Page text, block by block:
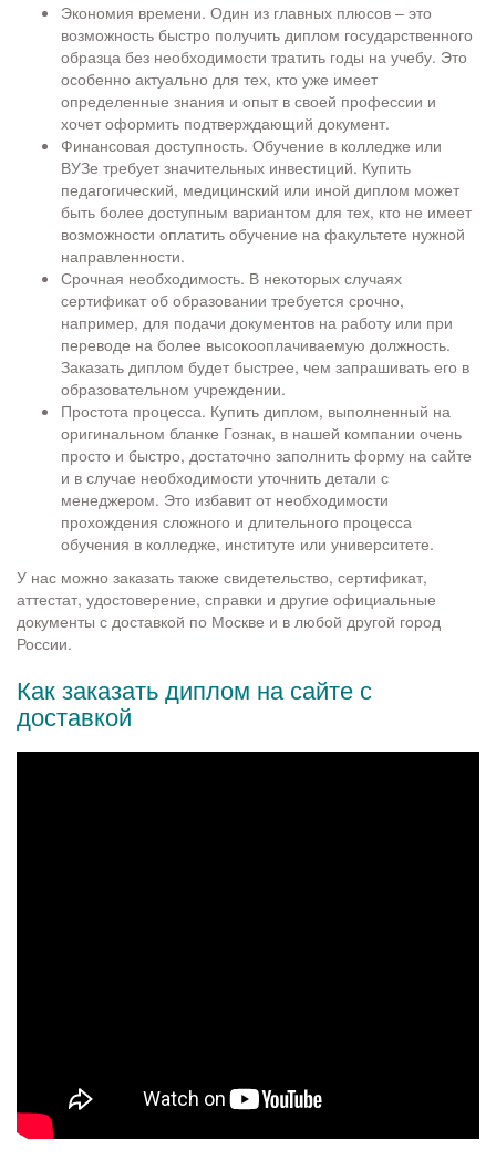
Экономия времени. Один из главных плюсов – это
возможность быстро получить диплом государственного
образца без необходимости тратить годы на учебу. Это
особенно актуально для тех, кто уже имеет
определенные знания и опыт в своей профессии и
хочет оформить подтверждающий документ.
Финансовая доступность. Обучение в колледже или
ВУЗе требует значительных инвестиций. Купить
педагогический, медицинский или иной диплом может
быть более доступным вариантом для тех, кто не имеет
возможности оплатить обучение на факультете нужной
направленности.
Срочная необходимость. В некоторых случаях
сертификат об образовании требуется срочно,
например, для подачи документов на работу или при
переводе на более высокооплачиваемую должность.
Заказать диплом будет быстрее, чем запрашивать его в
образовательном учреждении.
Простота процесса. Купить диплом, выполненный на
оригинальном бланке Гознак, в нашей компании очень
просто и быстро, достаточно заполнить форму на сайте
и в случае необходимости уточнить детали с
менеджером. Это избавит от необходимости
прохождения сложного и длительного процесса
обучения в колледже, институте или университете.
У нас можно заказать также свидетельство, сертификат,
аттестат, удостоверение, справки и другие официальные
документы с доставкой по Москве и в любой другой город
России.
Как заказать диплом на сайте с
доставкой